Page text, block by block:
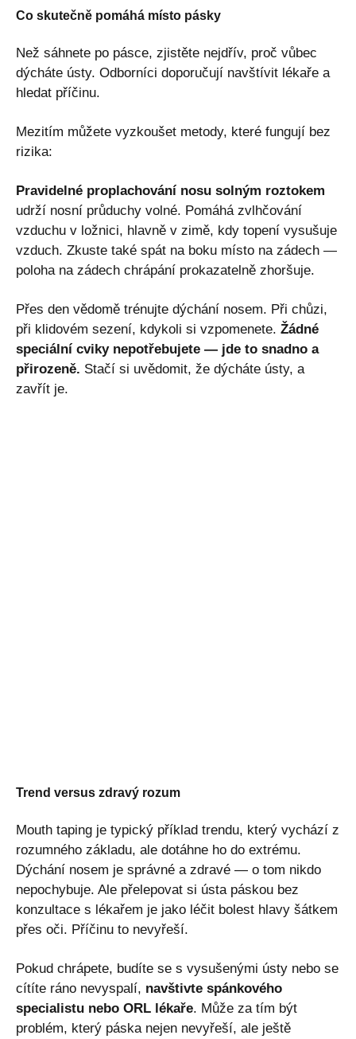
Co skutečně pomáhá místo pásky
Než sáhnete po pásce, zjistěte nejdřív, proč vůbec
dýcháte ústy. Odborníci doporučují navštívit lékaře a
hledat příčinu.
Mezitím můžete vyzkoušet metody, které fungují bez
rizika:
Pravidelné proplachování nosu solným roztokem
udrží nosní průduchy volné. Pomáhá zvlhčování
vzduchu v ložnici, hlavně v zimě, kdy topení vysušuje
vzduch. Zkuste také spát na boku místo na zádech —
poloha na zádech chrápání prokazatelně zhoršuje.
Přes den vědomě trénujte dýchání nosem. Při chůzi,
při klidovém sezení, kdykoli si vzpomenete. Žádné
speciální cviky nepotřebujete — jde to snadno a
přirozeně. Stačí si uvědomit, že dýcháte ústy, a
zavřít je.
Trend versus zdravý rozum
Mouth taping je typický příklad trendu, který vychází z
rozumného základu, ale dotáhne ho do extrému.
Dýchání nosem je správné a zdravé — o tom nikdo
nepochybuje. Ale přelepovat si ústa páskou bez
konzultace s lékařem je jako léčit bolest hlavy šátkem
přes oči. Příčinu to nevyřeší.
Pokud chrápete, budíte se s vysušenými ústy nebo se
cítíte ráno nevyspalí, navštivte spánkového
specialistu nebo ORL lékaře. Může za tím být
problém, který páska nejen nevyřeší, ale ještě